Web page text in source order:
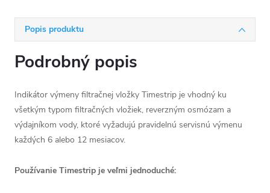
Popis produktu
Podrobný popis
Indikátor výmeny filtračnej vložky Timestrip je vhodný ku
všetkým typom filtračných vložiek, reverzným osmózam a
výdajníkom vody, ktoré vyžadujú pravidelnú servisnú výmenu
každých 6 alebo 12 mesiacov.
Používanie Timestrip je veľmi jednoduché: